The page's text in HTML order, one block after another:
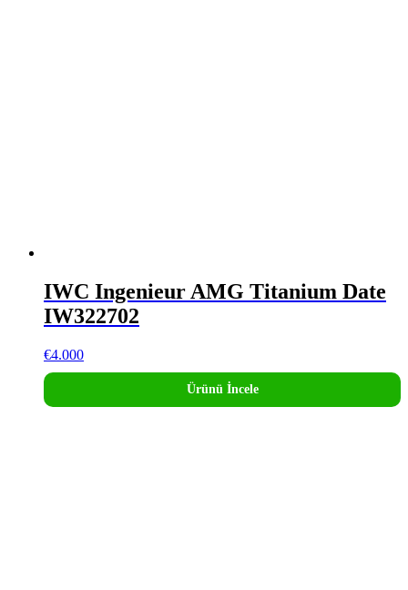
IWC Ingenieur AMG Titanium Date
IW322702
€4.000
Ürünü İncele